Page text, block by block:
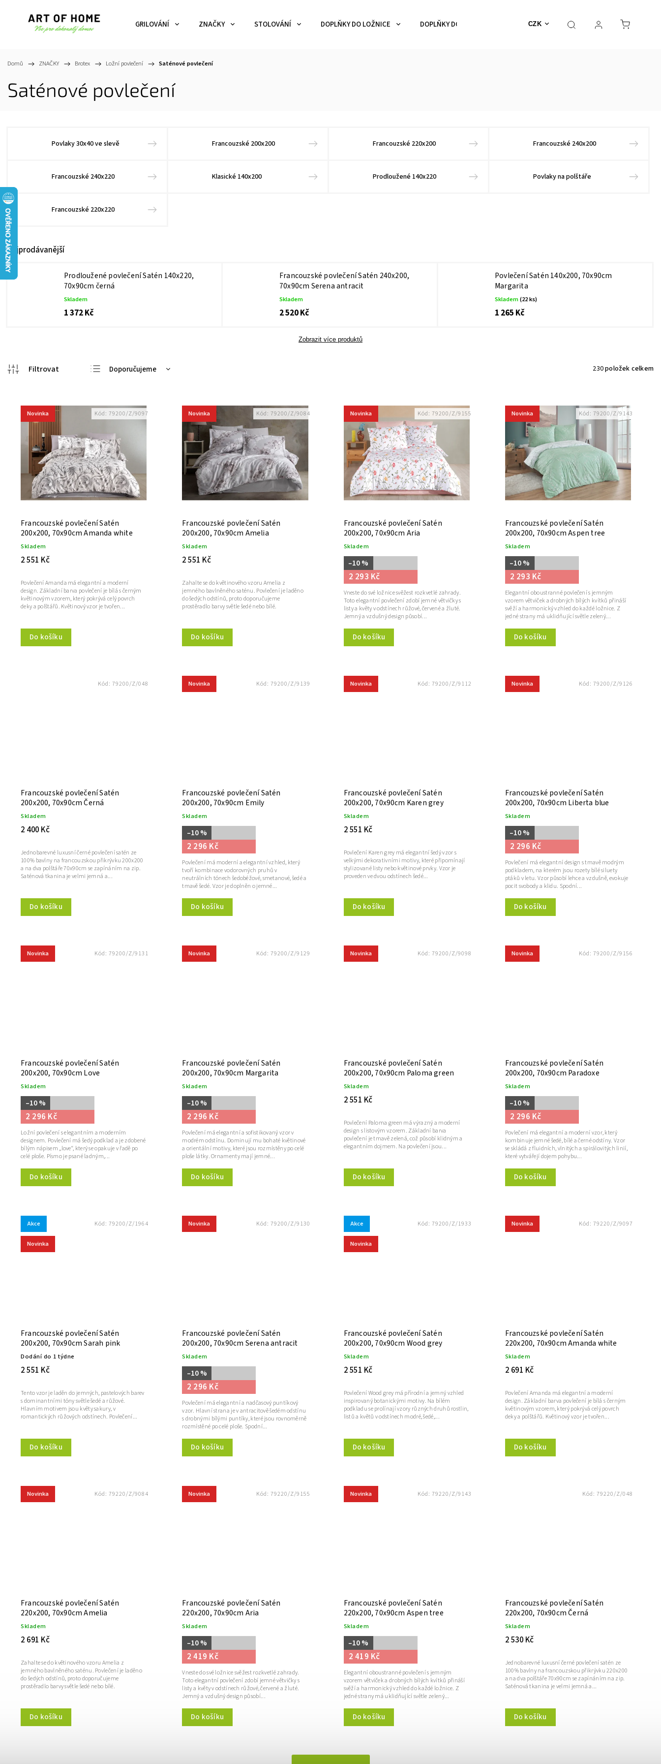
CZK
GRILOVÁNÍ ZNAČKY STOLOVÁNÍ DOPLŇKY DO LOŽNICE DOPLŇKY DO KOUPELNY SKLENICE, HRNKY, ŠÁLKY
Domů / ZNAČKY / Brotex / Ložní povlečení / Saténové povlečení
Saténové povlečení
Povlaky 30x40 ve slevě Francouzské 200x200 Francouzské 220x200 Francouzské 240x200
Francouzské 240x220 Klasické 140x200 Prodloužené 140x220 Povlaky na polštáře
Francouzské 220x220
Nejprodávanější
Prodloužené povlečení Satén 140x220,
70x90cm černá
Skladem
1 372 Kč
Francouzské povlečení Satén 240x200,
70x90cm Serena antracit
Skladem
2 520 Kč
Povlečení Satén 140x200, 70x90cm
Margarita
Skladem(22 ks)
1 265 Kč
Zobrazit více produktů
Doporučujeme
Nejprodávanější
Abecedně
230položek celkem
Novinka
Francouzské povlečení Satén
200x200, 70x90cm Amanda white
Skladem
2 551 Kč
Do košíku
Povlečení Amanda má elegantní a moderní
design. Základní barva povlečení je bílá s černým
květinovým vzorem, který pokrývá celý povrch
deky a polštářů. Květinový vzor je tvořen...
Kód:79200/Z/9097 Novinka
Francouzské povlečení Satén
200x200, 70x90cm Amelia
Skladem
2 551 Kč
Do košíku
Zahalte se do květinového vzoru Amelia z
jemného bavlněného saténu. Povlečení je laděno
do šedých odstínů, proto doporučujeme
prostěradlo barvy světle šedé nebo bílé.
Kód: 79200/Z/9084 Novinka
Francouzské povlečení Satén
200x200, 70x90cm Aria
Skladem
–10 %
2 293 Kč
Do košíku
Vneste do své ložnice svěžest rozkvetlé zahrady.
Toto elegantní povlečení zdobí jemné větvičky s
listy a květy v odstínech růžové, červené a žluté.
Jemný a vzdušný design působí...
Kód: 79200/Z/9155 Novinka
Francouzské povlečení Satén
200x200, 70x90cm Aspen tree
Skladem
–10 %
2 293 Kč
Do košíku
Elegantní oboustranné povlečení s jemným
vzorem větviček a drobných bílých kvítků přináší
svěží a harmonický vzhled do každé ložnice. Z
jedné strany má uklidňující světle zelený...
Kód: 79200/Z/9143
Francouzské povlečení Satén
200x200, 70x90cm Černá
Skladem
2 400 Kč
Do košíku
Jednobarevné luxusní černé povlečení satén ze
100% bavlny na francouzskou přikrývku 200x200
a na dva polštáře 70x90cm se zapínáním na zip.
Saténová tkanina je velmi jemná a...
Kód:79200/Z/048 Novinka
Francouzské povlečení Satén
200x200, 70x90cm Emily
Skladem
–10 %
2 296 Kč
Do košíku
Povlečení má moderní a elegantní vzhled, který
tvoří kombinace vodorovných pruhů v
neutrálních tónech šedobéžové, smetanové, šedé a
tmavě šedé. Vzor je doplněn o jemné...
Kód: 79200/Z/9139 Novinka
Francouzské povlečení Satén
200x200, 70x90cm Karen grey
Skladem
2 551 Kč
Do košíku
Povlečení Karen grey má elegantní šedý vzor s
velkými dekorativními motivy, které připomínají
stylizované listy nebo květinové prvky. Vzor je
proveden ve dvou odstínech šedé...
Kód: 79200/Z/9112 Novinka
Francouzské povlečení Satén
200x200, 70x90cm Liberta blue
Skladem
–10 %
2 296 Kč
Do košíku
Povlečení má elegantní design s tmavě modrým
podkladem, na kterém jsou rozety bílé siluety
ptáků v letu. Vzor působí lehce a vzdušně, evokuje
pocit svobody a klidu. Spodní...
Kód: 79200/Z/9126
Novinka
Francouzské povlečení Satén
200x200, 70x90cm Love
Skladem
–10 %
2 296 Kč
Do košíku
Ložní povlečení s elegantním a moderním
designem. Povlečení má šedý podklad a je zdobené
bílým nápisem „love“, který se opakuje v řadě po
celé ploše. Písmo je psané ladným,...
Kód:79200/Z/9131 Novinka
Francouzské povlečení Satén
200x200, 70x90cm Margarita
Skladem
–10 %
2 296 Kč
Do košíku
Povlečení má elegantní a sofistikovaný vzor v
modrém odstínu. Dominují mu bohaté květinové
a orientální motivy, které jsou rozmístěny po celé
ploše látky. Ornamenty mají jemné...
Kód: 79200/Z/9129 Novinka
Francouzské povlečení Satén
200x200, 70x90cm Paloma green
Skladem
2 551 Kč
Do košíku
Povlečení Paloma green má výrazný a moderní
design s listovým vzorem. Základní barva
povlečení je tmavě zelená, což působí klidným a
elegantním dojmem. Na povlečení jsou...
Kód: 79200/Z/9098 Novinka
Francouzské povlečení Satén
200x200, 70x90cm Paradoxe
Skladem
–10 %
2 296 Kč
Do košíku
Povlečení má elegantní a moderní vzor, který
kombinuje jemné šedé, bílé a černé odstíny. Vzor
se skládá z fluidních, vlnitých a spirálovitých linií,
které vytvářejí dojem pohybu...
Kód: 79200/Z/9156
Akce
Novinka
Francouzské povlečení Satén
200x200, 70x90cm Sarah pink
Dodání do 1 týdne
2 551 Kč
Do košíku
Tento vzor je laděn do jemných, pastelových barev
s dominantními tóny světle šedé a růžové.
Hlavním motivem jsou květy sakury, v
romantických růžových odstínech. Povlečení...
Kód:79200/Z/1964 Novinka
Francouzské povlečení Satén
200x200, 70x90cm Serena antracit
Skladem
–10 %
2 296 Kč
Do košíku
Povlečení má elegantní a nadčasový puntíkový
vzor. Hlavní strana je v antracitově šedém odstínu
s drobnými bílými puntíky, které jsou rovnoměrně
rozmístěné po celé ploše. Spodní...
Kód: 79200/Z/9130 Akce
Novinka
Francouzské povlečení Satén
200x200, 70x90cm Wood grey
Skladem
2 551 Kč
Do košíku
Povlečení Wood grey má přírodní a jemný vzhled
inspirovaný botanickými motivy. Na bílém
podkladu se prolínají vzory různých druhů rostlin,
listů a květů v odstínech modré, šedé,...
Kód: 79200/Z/1933 Novinka
Francouzské povlečení Satén
220x200, 70x90cm Amanda white
Skladem
2 691 Kč
Do košíku
Povlečení Amanda má elegantní a moderní
design. Základní barva povlečení je bílá s černým
květinovým vzorem, který pokrývá celý povrch
deky a polštářů. Květinový vzor je tvořen...
Kód: 79220/Z/9097
Novinka
Francouzské povlečení Satén
220x200, 70x90cm Amelia
Skladem
2 691 Kč
Do košíku
Zahalte se do květinového vzoru Amelia z
jemného bavlněného saténu. Povlečení je laděno
do šedých odstínů, proto doporučujeme
prostěradlo barvy světle šedé nebo bílé.
Kód:79220/Z/9084 Novinka
Francouzské povlečení Satén
220x200, 70x90cm Aria
Skladem
–10 %
2 419 Kč
Do košíku
Vneste do své ložnice svěžest rozkvetlé zahrady.
Toto elegantní povlečení zdobí jemné větvičky s
listy a květy v odstínech růžové, červené a žluté.
Jemný a vzdušný design působí...
Kód: 79220/Z/9155 Novinka
Francouzské povlečení Satén
220x200, 70x90cm Aspen tree
Skladem
–10 %
2 419 Kč
Do košíku
Elegantní oboustranné povlečení s jemným
vzorem větviček a drobných bílých kvítků přináší
svěží a harmonický vzhled do každé ložnice. Z
jedné strany má uklidňující světle zelený...
Kód: 79220/Z/9143
Francouzské povlečení Satén
220x200, 70x90cm Černá
Skladem
2 530 Kč
Do košíku
Jednobarevné luxusní černé povlečení satén ze
100% bavlny na francouzskou přikrývku 220x200
a na dva polštáře 70x90cm se zapínáním na zip.
Saténová tkanina je velmi jemná a...
Kód: 79220/Z/048